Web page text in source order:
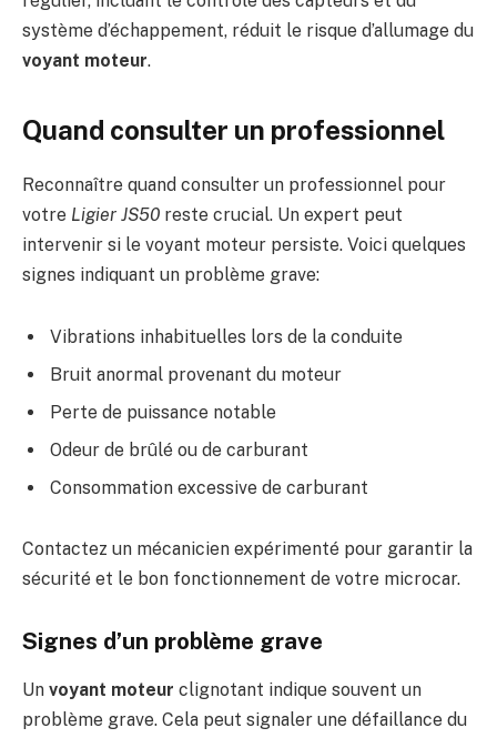
système d’échappement, réduit le risque d’allumage du
voyant moteur.
Quand consulter un professionnel
Reconnaître quand consulter un professionnel pour
votre Ligier JS50 reste crucial. Un expert peut
intervenir si le voyant moteur persiste. Voici quelques
signes indiquant un problème grave:
Vibrations inhabituelles lors de la conduite
Bruit anormal provenant du moteur
Perte de puissance notable
Odeur de brûlé ou de carburant
Consommation excessive de carburant
Contactez un mécanicien expérimenté pour garantir la
sécurité et le bon fonctionnement de votre microcar.
Signes d’un problème grave
Un voyant moteur clignotant indique souvent un
problème grave. Cela peut signaler une défaillance du